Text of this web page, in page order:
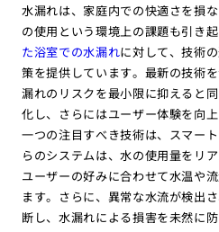
水漏れは、家庭内での快適さを損
の使用という環境上の課題も引き起
た浴室での水漏れに対して、技術
策を提供しています。最新の技術
漏れのリスクを最小限に抑えると
化し、さらにはユーザー体験を向
一つの注目すべき技術は、スマー
らのシステムは、水の使用量をリ
ユーザーの好みに合わせて水温や
ます。さらに、異常な水流が検出
断し、水漏れによる損害を未然に